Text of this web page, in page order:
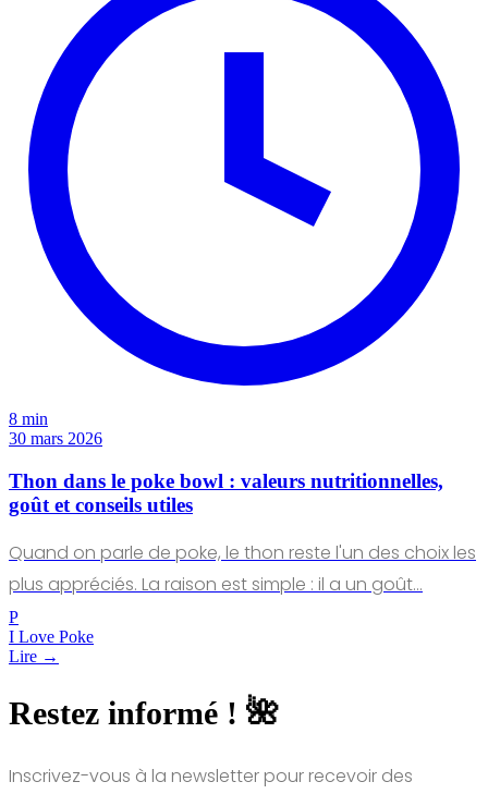
8 min
30 mars 2026
Thon dans le poke bowl : valeurs nutritionnelles,
goût et conseils utiles
Quand on parle de poke, le thon reste l'un des choix les
plus appréciés. La raison est simple : il a un goût…
P
I Love Poke
Lire →
Restez informé ! 🌺
Inscrivez-vous à la newsletter pour recevoir des